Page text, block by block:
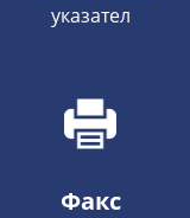
указател
Факс